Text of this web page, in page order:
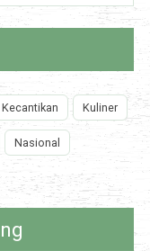
Kecantikan Kuliner
Nasional